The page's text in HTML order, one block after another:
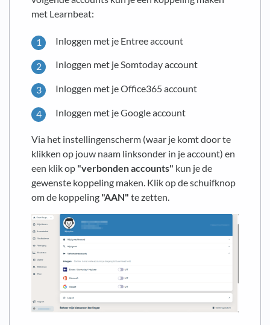
met Learnbeat:
Inloggen met je Entree account
Inloggen met je Somtoday account
Inloggen met je Office365 account
Inloggen met je Google account
Via het instellingenscherm (waar je komt door te
klikken op jouw naam linksonder in je account) en
een klik op "verbonden accounts" kun je de
gewenste koppeling maken. Klik op de schuifknop
om de koppeling "AAN" te zetten.